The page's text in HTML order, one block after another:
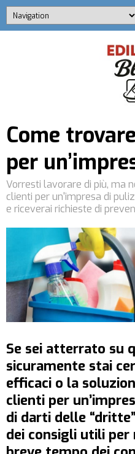
Come
per
Vorresti lavorare di più, ma
clienti per un'impresa di
e riceverai richieste di
Se sei atterrato su
sicuramente stai
efficaci o la
clienti per un’i
di darti delle
dei consigli utili per